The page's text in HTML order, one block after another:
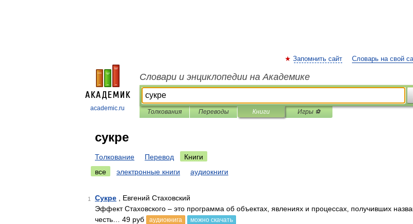
academic.ru
Запомнить сайт Словарь на свой
Словари и энциклопедии на Академике
Толкования Переводы Книги Игры ⚽
сукре
Толкование Перевод
Книги
все
электронные книги аудиокниги
1 Сукре , Евгений Стаховский
Эффект Стаховского – это программа об объектах, явлениях и процессах, получивших
честь… 49 руб
аудиокнига можно скачать